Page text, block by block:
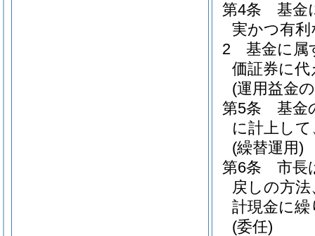
第4条
基金
実かつ有
2
基金に属
価証券に
(運用益金
第5条
基金
に計上し
(繰替運用)
第6条
市長
戻しの方
計現金に
(委任)